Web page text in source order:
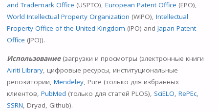
and Trademark Office (USPTO), European Patent Office (EPO),
World Intellectual Property Organization (WIPO), Intellectual
Property Office of the United Kingdom (IPO) and Japan Patent
Office (JPO)).
Использование (загрузки и просмотры (электронные книги
Airiti Library, цифровые ресурсы, институциональные
репозитории, Mendeley, Pure (только для избранных
клиентов, PubMed (только для статей PLOS), SciELO, RePEc,
SSRN, Dryad, Github).